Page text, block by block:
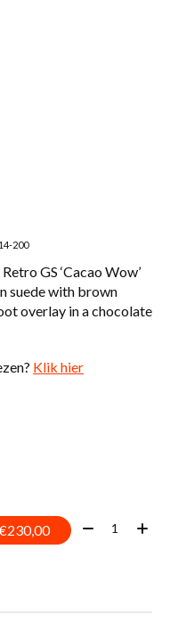
200
GS ‘Cacao Wow’
suede with brown
overlay in a chocolate
Klik hier
€230,00 Aantal: